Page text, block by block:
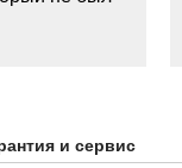
и сервис